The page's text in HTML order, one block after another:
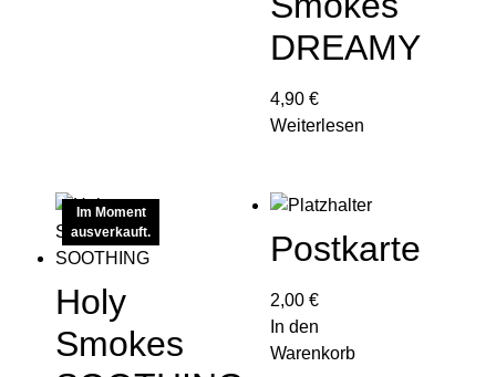
DREAMY
4,90 €
Weiterlesen
Im Moment
ausverkauft.
Holy
Smokes
Postkarte
2,00 €
In den
Warenkorb